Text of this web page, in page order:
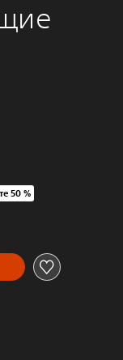
UAH 649,00
50 %